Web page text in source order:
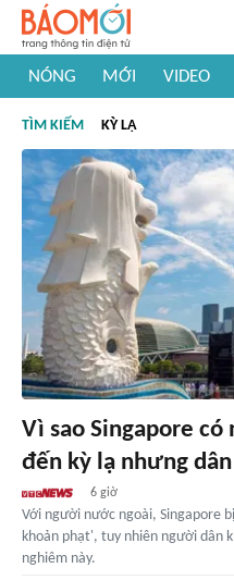
NÓNG MỚI VIDEO
#Khám phá thế giới
TÌM KIẾM KỲ LẠ
Vì sao Singapore
đến kỳ lạ nhưng
6 giờ
Với người nước ngoài, Singapore
khoản phạt', tuy nhiên người dân
nghiêm này.